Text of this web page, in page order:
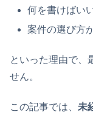
何を書けばい
案件の選び方
といった理由で、
せん。
この記事では、 未